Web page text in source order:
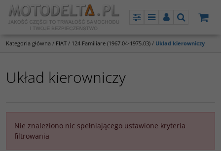
PanelMenuPanelSzukaj
Kategoria główna / FIAT / 124 Familiare (1967.04-1975.03) / Układ kierowniczy
Układ kierowniczy
Nie znaleziono nic spełniającego ustawione kryteria
filtrowania